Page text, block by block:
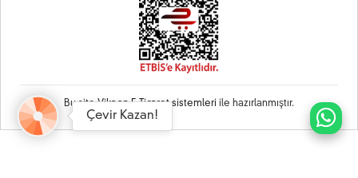
Bu siteVikaon E-Ticaret sistemleri ile hazırlanmıştır.
Çevir Kazan!